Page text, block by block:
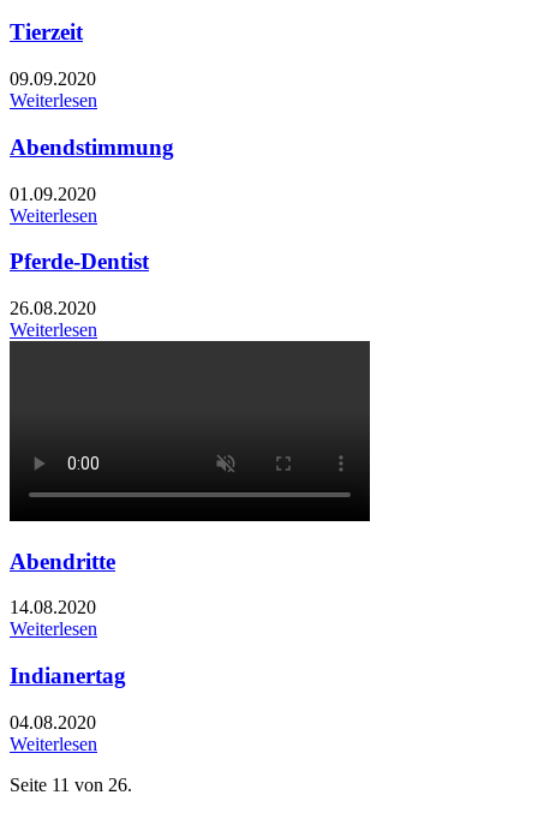
Tierzeit
09.09.2020
Weiterlesen
Abendstimmung
01.09.2020
Weiterlesen
Pferde-Dentist
26.08.2020
Weiterlesen
Abendritte
14.08.2020
Weiterlesen
Indianertag
04.08.2020
Weiterlesen
Seite 11 von 26.